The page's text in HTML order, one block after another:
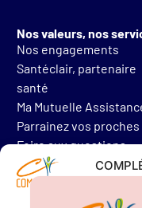
Nos valeurs, nos
Nos engagements
Santéclair, partenaire
santé
Ma Mutuelle
Parrainez vos proches
Foire aux questions